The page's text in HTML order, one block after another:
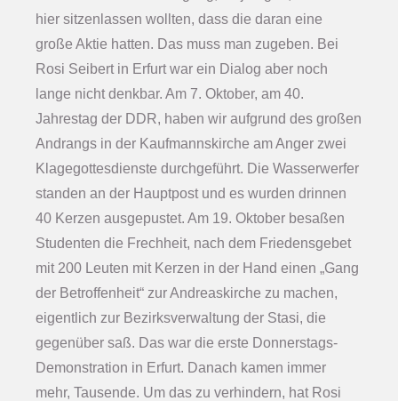
hier sitzenlassen wollten, dass die daran eine
große Aktie hatten. Das muss man zugeben. Bei
Rosi Seibert in Erfurt war ein Dialog aber noch
lange nicht denkbar. Am 7. Oktober, am 40.
Jahrestag der DDR, haben wir aufgrund des großen
Andrangs in der Kaufmannskirche am Anger zwei
Klagegottesdienste durchgeführt. Die Wasserwerfer
standen an der Hauptpost und es wurden drinnen
40 Kerzen ausgepustet. Am 19. Oktober besaßen
Studenten die Frechheit, nach dem Friedensgebet
mit 200 Leuten mit Kerzen in der Hand einen „Gang
der Betroffenheit“ zur Andreaskirche zu machen,
eigentlich zur Bezirksverwaltung der Stasi, die
gegenüber saß. Das war die erste Donnerstags-
Demonstration in Erfurt. Danach kamen immer
mehr, Tausende. Um das zu verhindern, hat Rosi